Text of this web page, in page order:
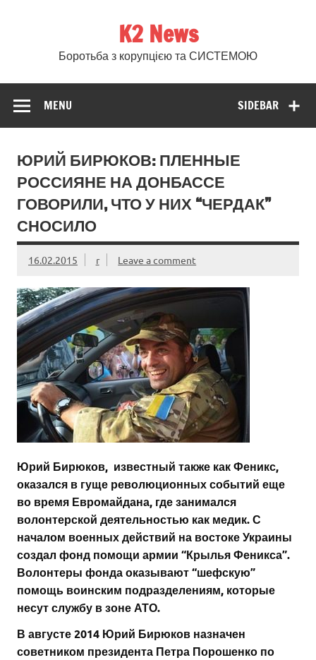
K2 News
Боротьба з корупцією та СИСТЕМОЮ
SIDEBAR
MENU
ЮРИЙ БИРЮКОВ: ПЛЕННЫЕ
РОССИЯНЕ НА ДОНБАССЕ
ГОВОРИЛИ, ЧТО У НИХ “ЧЕРДАК”
СНОСИЛО
16.02.2015 r Leave a comment
Юрий Бирюков, известный также как Феникс,
оказался в гуще революционных событий еще
во время Евромайдана, где занимался
волонтерской деятельностью как медик. С
началом военных действий на востоке Украины
создал фонд помощи армии “Крылья Феникса”.
Волонтеры фонда оказывают “шефскую”
помощь воинским подразделениям, которые
несут службу в зоне АТО.
В августе 2014 Юрий Бирюков назначен
советником президента Петра Порошенко по